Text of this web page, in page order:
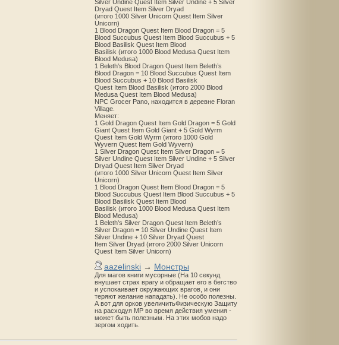
Silver Undine Quest Item Silver Undine + 5 Silver
Dryad Quest Item Silver Dryad
(итого 1000 Silver Unicorn Quest Item Silver
Unicorn)
1 Blood Dragon Quest Item Blood Dragon = 5
Blood Succubus Quest Item Blood Succubus + 5
Blood Basilisk Quest Item Blood
Basilisk (итого 1000 Blood Medusa Quest Item
Blood Medusa)
1 Beleth's Blood Dragon Quest Item Beleth’s
Blood Dragon = 10 Blood Succubus Quest Item
Blood Succubus + 10 Blood Basilisk
Quest Item Blood Basilisk (итого 2000 Blood
Medusa Quest Item Blood Medusa)
NPC Grocer Pano, находится в деревне Floran
Village.
Меняет:
1 Gold Dragon Quest Item Gold Dragon = 5 Gold
Giant Quest Item Gold Giant + 5 Gold Wyrm
Quest Item Gold Wyrm (итого 1000 Gold
Wyvern Quest Item Gold Wyvern)
1 Silver Dragon Quest Item Silver Dragon = 5
Silver Undine Quest Item Silver Undine + 5 Silver
Dryad Quest Item Silver Dryad
(итого 1000 Silver Unicorn Quest Item Silver
Unicorn)
1 Blood Dragon Quest Item Blood Dragon = 5
Blood Succubus Quest Item Blood Succubus + 5
Blood Basilisk Quest Item Blood
Basilisk (итого 1000 Blood Medusa Quest Item
Blood Medusa)
1 Beleth's Silver Dragon Quest Item Beleth’s
Silver Dragon = 10 Silver Undine Quest Item
Silver Undine + 10 Silver Dryad Quest
Item Silver Dryad (итого 2000 Silver Unicorn
Quest Item Silver Unicorn)
aazelinski → Монстры
Для магов книги мусорные (На 10 секунд
внушает страх врагу и обращает его в бегство
и успокаивает окружающих врагов, и они
теряют желание нападать). Не особо полезны.
А вот для орков увеличитьФизическую Защиту
на расходуя MP во время действия умения -
может быть полезным. На этих мобов надо
зергом ходить.